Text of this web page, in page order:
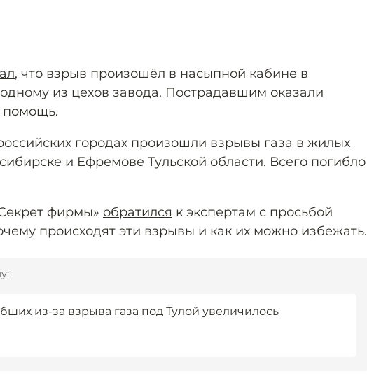
, что взрыв произошёл в насыпной кабине в
из цехов завода. Пострадавшим оказали
помощь.
городах произошли взрывы газа в жилых
и Ефремове Тульской области. Всего погибло
фирмы» обратился к экспертам с просьбой
происходят эти взрывы и как их можно избежать.
из-за взрыва газа под Тулой увеличилось